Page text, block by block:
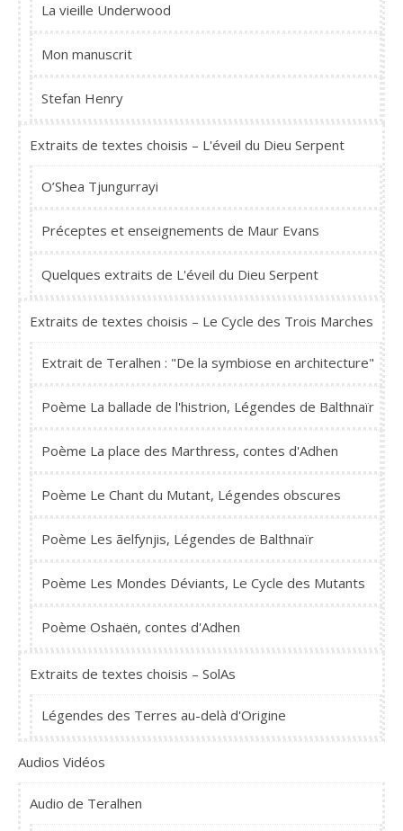
La vieille Underwood
Mon manuscrit
Stefan Henry
Extraits de textes choisis – L'éveil du Dieu Serpent
O’Shea Tjungurrayi
Préceptes et enseignements de Maur Evans
Quelques extraits de L'éveil du Dieu Serpent
Extraits de textes choisis – Le Cycle des Trois Marches
Extrait de Teralhen : "De la symbiose en architecture"
Poème La ballade de l'histrion, Légendes de Balthnaïr
Poème La place des Marthress, contes d'Adhen
Poème Le Chant du Mutant, Légendes obscures
Poème Les ãelfynjis, Légendes de Balthnaïr
Poème Les Mondes Déviants, Le Cycle des Mutants
Poème Oshaën, contes d'Adhen
Extraits de textes choisis – SolAs
Légendes des Terres au-delà d'Origine
Audios Vidéos
Audio de Teralhen